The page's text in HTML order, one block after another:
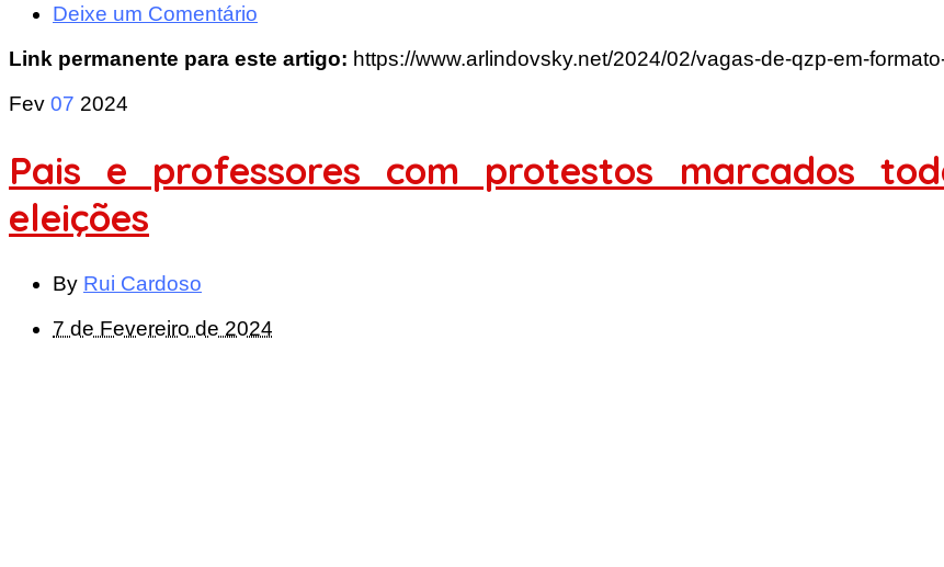
Deixe um Comentário
Link permanente para este artigo: https://www.arlindovsky.net/2024/02/vagas-de-qzp-em-
Fev 07 2024
Pais e professores com protestos marcados
eleições
By Rui Cardoso
7 de Fevereiro de 2024